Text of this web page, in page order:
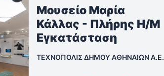
Μουσείο Μαρία
Κάλλας - Πλήρης Η/Μ
Εγκατάσταση
ΤΕΧΝΟΠΟΛΙΣ ΔΗΜΟΥ ΑΘΗΝΑΙΩΝ A.E.